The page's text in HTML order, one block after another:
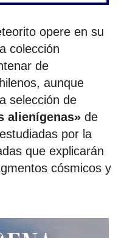
opere en su
colección
de
aunque
selección de
alienígenas» de
por la
que explicarán
cósmicos y